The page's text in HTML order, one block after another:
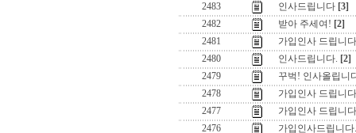
2483
인사드립니다 [3]
2482
받아 주세여! [2]
2481
가입인사 드립니
2480
인사드립니다. [2]
2479
꾸벅! 인사올립니
2478
가입인사 드립니다
2477
가입인사 드립니
2476
가입인사드립니다.